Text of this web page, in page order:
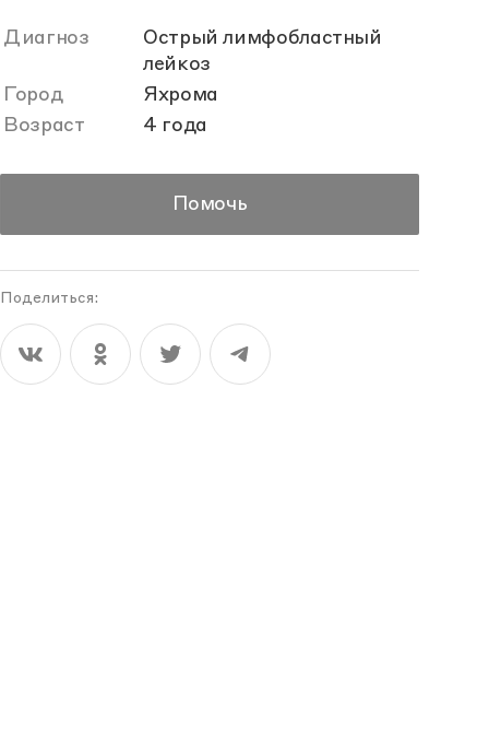
Помочь
Диагноз
Острый лимфобластный
лейкоз
Город
Яхрома
Возраст
4 года
Поделиться: